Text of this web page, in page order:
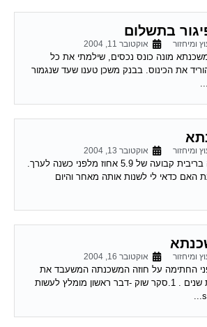
בתשלום
ומיחזור אוקטובר 11, 2004
מונה כונס נכסים, שילמתי את כל
את הכינוס. בבנק משכן טענו שעד שנגמור
ומיחזור אוקטובר 13, 2004
יש לי משכנתא צמודה בריבית קבועה של 5.9 אחוז מלפני כשנה לערך.
האם כדאי לי לשנות אותה מאחר והיום
ומיחזור אוקטובר 16, 2004
החתימה על חוזה המשכנתה המשעבד את
רוכשי הדירות לעשרות שנים . 1.סקר שוק -דבר ראשון מומלץ לעשות